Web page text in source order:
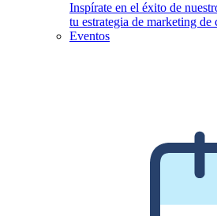
Inspírate en el éxito de
tu estrategia de marketing de
Eventos